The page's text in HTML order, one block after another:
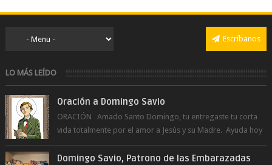
Escríbanos
LO MÁS LEÍDO
Oración a Domingo Savio
ORACIÓN Amado Santo Domingo, tu entregaste tu corta
vida totalmente por el amor a Jesús y su Madre. Ayuda hoy
a la juventud para ...
Domingo Savio, Patrono de las Embarazadas